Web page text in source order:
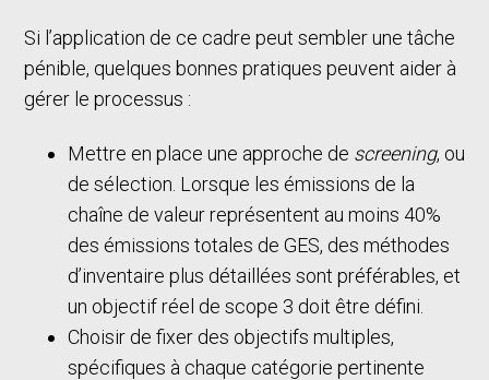
Si l’application de ce cadre peut sembler une tâche
pénible, quelques bonnes pratiques peuvent aider à
gérer le processus :
Mettre en place une approche de screening, ou
de sélection. Lorsque les émissions de la
chaîne de valeur représentent au moins 40%
des émissions totales de GES, des méthodes
d’inventaire plus détaillées sont préférables, et
un objectif réel de scope 3 doit être défini.
Choisir de fixer des objectifs multiples,
spécifiques à chaque catégorie pertinente